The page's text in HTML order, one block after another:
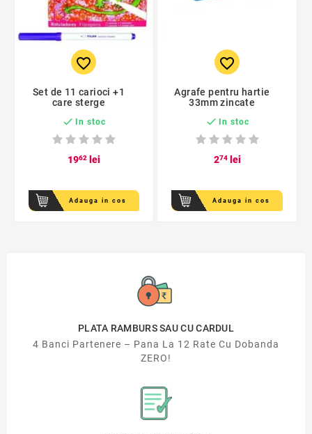
favorite_border
Set de 11 carioci +1
care sterge
 In stoc
1962lei
Adauga in cos
favorite_border
Agrafe pentru hartie
33mm zincate
 In stoc
274lei
Adauga in cos
PLATA RAMBURS SAU CU CARDUL
4 Banci Partenere – Pana La 12 Rate Cu Dobanda
ZERO!